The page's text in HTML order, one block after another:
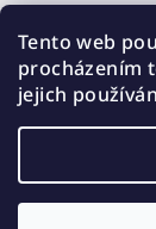
Tento web
procházením
jejich